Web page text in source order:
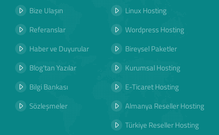
Bize Ulaşın
Referanslar
Haber ve Duyurular
Blog'tan Yazılar
Bilgi Bankası
Sözleşmeler
Linux Hosting
Wordpress Hosting
Bireysel Paketler
Kurumsal Hosting
E-Ticaret Hosting
Almanya Reseller Hosting
Türkiye Reseller Hosting